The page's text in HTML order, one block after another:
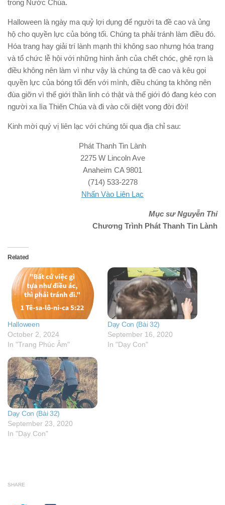
trong Nước Chúa.
Halloween là ngày ma quỷ lợi dụng để người ta đề cao và ủng
hộ cho quyền lực của bóng tối. Chúng ta phải tránh làm điều đó.
Hóa trang hay giải trí lành mạnh thì không sao nhưng hóa trang
và tổ chức lễ hội với những hình ảnh của chết chóc, ghê rợn là
điều không nên làm vì như vậy là chúng ta đề cao và kêu gọi
quyền lực của bóng tối đến với mình, điều chúng ta không nên
đùa giỡn vì thế giới thần linh có thật và thế giới đó đang kéo con
người xa lìa Thiên Chúa và đi vào cõi diệt vong đời đời!
Kinh mời quý vị liên lạc với chúng tôi qua địa chỉ sau:
Phát Thanh Tin Lành
2275 W Lincoln Ave
Anaheim CA 9801
(714) 533-2278
Nhấn Vào Liên Lạc
Mục sư Nguyễn Thỉ
Chương Trình Phát Thanh Tin Lành
Related
Halloween
October 2, 2024
In "Trang Phúc Âm"
Dạy Con (Bài 32)
September 16, 2020
In "Dạy Con"
Dạy Con (Bài 32)
September 23, 2020
In "Dạy Con"
SHARE